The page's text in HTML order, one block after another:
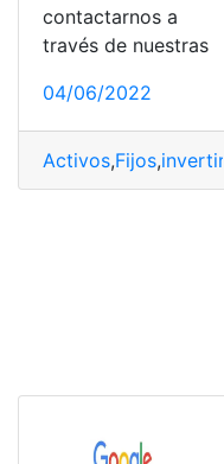
contactarnos a
través de nuestras
04/06/2022
Activos,Fijos,invertir